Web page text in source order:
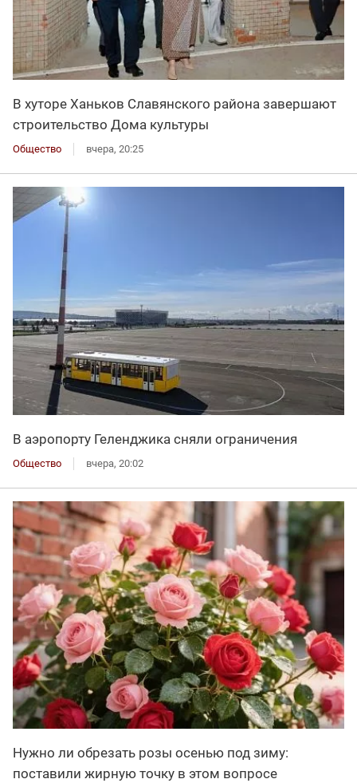
В хуторе Ханьков Славянского района завершают
строительство Дома культуры
Общество вчера, 20:25
В аэропорту Геленджика сняли ограничения
Общество вчера, 20:02
Нужно ли обрезать розы осенью под зиму:
поставили жирную точку в этом вопросе